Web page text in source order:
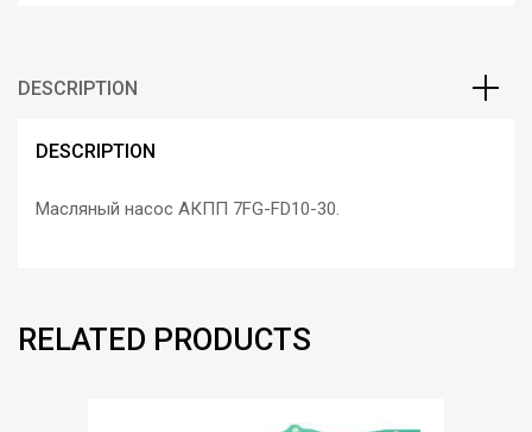
DESCRIPTION
DESCRIPTION
Масляный насос АКПП 7FG-FD10-30.
RELATED PRODUCTS